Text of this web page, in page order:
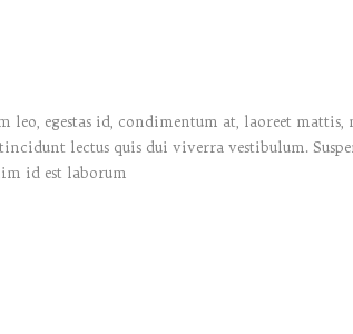
egestas id, condimentum at, laoreet mattis,
lectus quis dui viverra vestibulum.
id est laborum